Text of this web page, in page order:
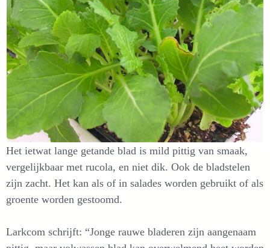
Het ietwat lange getande blad is mild pittig van smaak,
vergelijkbaar met rucola, en niet dik. Ook de bladstelen
zijn zacht. Het kan als of in salades worden gebruikt of als
groente worden gestoomd.
Larkcom schrijft: “Jonge rauwe bladeren zijn aangenaam